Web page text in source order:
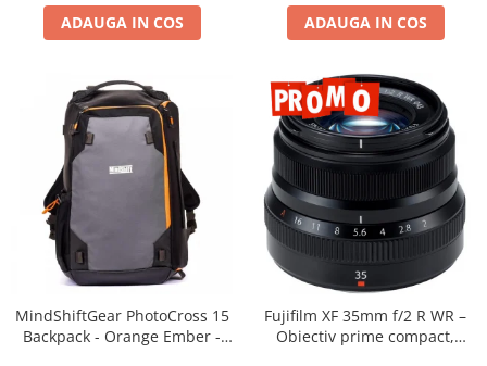
ADAUGA IN COS ADAUGA IN COS
MindShiftGear PhotoCross 15
Backpack - Orange Ember -
Fujifilm XF 35mm f/2 R WR –
Obiectiv prime compact,